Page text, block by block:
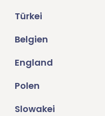
Türkei
Belgien
England
Polen
Slowakei